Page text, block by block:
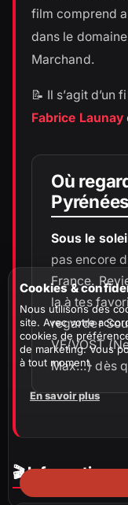
film comprend
dans le
Marchand.
📝 Il s’agit d’un
Fabrice Launay
Où
Sous le
pas encore
France.
la à tes
regarder
VF/VOST
Max…) dès
🎬 Informations
Cookies &
Nous utilisons des
site. Avec votre
cookies de
de marketing. Vous
à tout moment.
En savoir plus